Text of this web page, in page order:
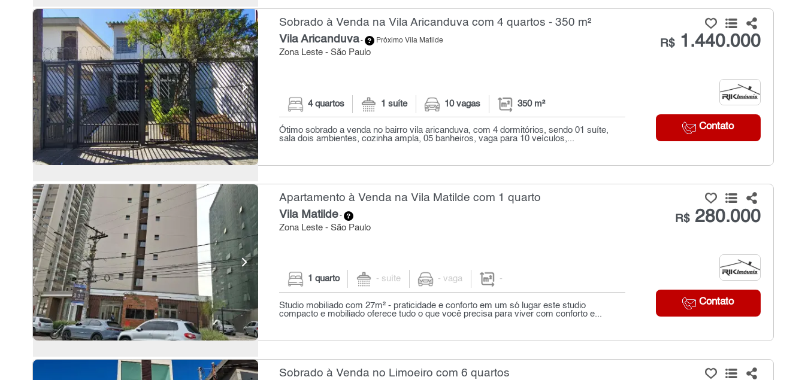
Sobrado à Venda na Vila Aricanduva com 4 quartos - 350 m²
Vila Aricanduva- Próximo Vila Matilde
Zona Leste - São Paulo
R$1.440.000
Contato
4 quartos 1 suíte 10 vagas 350 m²
Ótimo sobrado a venda no bairro vila aricanduva, com 4 dormitórios, sendo 01 suíte,
sala dois ambientes, cozinha ampla, 05 banheiros, vaga para 10 veículos,...
Apartamento à Venda na Vila Matilde com 1 quarto
Vila Matilde-
Zona Leste - São Paulo
R$280.000
Contato
1 quarto - suíte - vaga -
Studio mobiliado com 27m² - praticidade e conforto em um só lugar este studio
compacto e mobiliado oferece tudo o que você precisa para viver com conforto e...
Sobrado à Venda no Limoeiro com 6 quartos